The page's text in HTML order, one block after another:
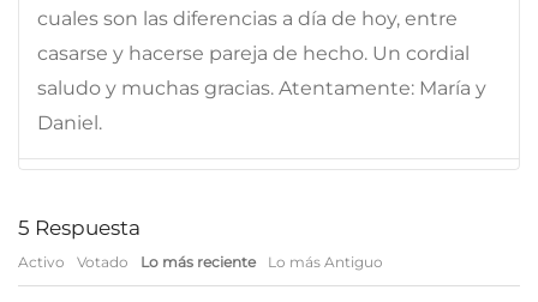
cuales son las diferencias a día de hoy, entre
casarse y hacerse pareja de hecho. Un cordial
saludo y muchas gracias. Atentamente: María y
Daniel.
5 Respuesta
Activo Votado Lo más reciente Lo más Antiguo